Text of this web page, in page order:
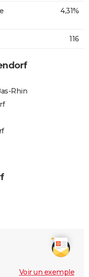
4,31%
116
Rhin
Voir un exemple